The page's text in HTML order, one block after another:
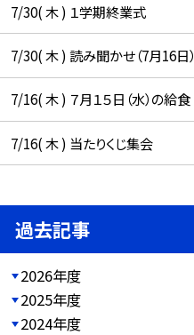
7/30( 木 ) １学期終業式
7/30( 木 ) 読み聞かせ（7月16日）
7/16( 木 ) ７月１５日（水）の給食
7/16( 木 ) 当たりくじ集会
過去記事
2026年度
2025年度
2024年度